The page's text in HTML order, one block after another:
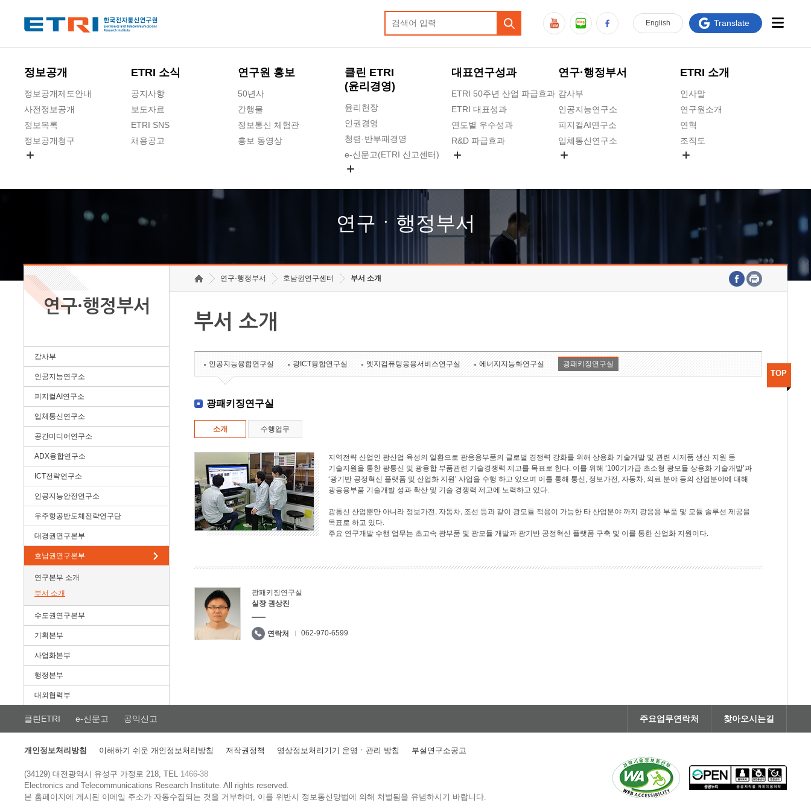
정보공개
정보공개제도안내
사전정보공개
정보목록
정보공개청구
ETRI 소식
공지사항
보도자료
ETRI SNS
채용공고
연구원 홍보
50년사
간행물
정보통신 체험관
홍보 동영상
클린 ETRI
(윤리경영)
윤리헌장
인권경영
청렴·반부패경영
e-신문고(ETRI 신고센터)
고객의소리
수의계약 현황
대표연구성과
ETRI 50주년 산업 파급효과
ETRI 대표성과
연도별 우수성과
R&D 파급효과
연구·행정부서
감사부
인공지능연구소
피지컬AI연구소
입체통신연구소
호남권연구본부
기획본부
ETRI 소개
인사말
연구원소개
연혁
조직도
연구원 고객헌장
주요업무연락처
English Translate
연구ㆍ행정부서
연구·행정부서
감사부
인공지능연구소
피지컬AI연구소
입체통신연구소
공간미디어연구소
ADX융합연구소
ICT전략연구소
인공지능안전연구소
우주항공반도체전략연구단
대경권연구본부
호남권연구본부
연구본부 소개
부서 소개
수도권연구본부
기획본부
사업화본부
행정본부
대외협력부
연구·행정부서 호남권연구센터 부서 소개
부서 소개
인공지능융합연구실 광ICT융합연구실 엣지컴퓨팅응용서비스연구실 에너지지능화연구실 광패키징연구실
광패키징연구실
소개 수행업무
지역전략 산업인 광산업 육성의 일환으로 광응용부품의 글로벌 경쟁력 강화를 위해 상용화 기술개발 및 관련 시제품 생산 지원 등
기술지원을 통한 광통신 및 광융합 부품관련 기술경쟁력 제고를 목표로 한다. 이를 위해 ‘100기가급 초소형 광모듈 상용화 기술개발’과
‘광기반 공정혁신 플랫폼 및 산업화 지원’ 사업을 수행 하고 있으며 이를 통해 통신, 정보가전, 자동차, 의료 분야 등의 산업분야에 대해
광응용부품 기술개발 성과 확산 및 기술 경쟁력 제고에 노력하고 있다.
광통신 산업뿐만 아니라 정보가전, 자동차, 조선 등과 같이 광모듈 적용이 가능한 타 산업분야 까지 광응용 부품 및 모듈 솔루션 제공을
목표로 하고 있다.
주요 연구개발 수행 업무는 초고속 광부품 및 광모듈 개발과 광기반 공정혁신 플랫폼 구축 및 이를 통한 산업화 지원이다.
광패키징연구실
실장 권상진
연락처 062-970-6599
TOP
클린ETRI e-신문고 공익신고 주요업무연락처 찾아오시는길
개인정보처리방침 이해하기 쉬운 개인정보처리방침 저작권정책 영상정보처리기기 운영ㆍ관리 방침 부설연구소공고
(34129) 대전광역시 유성구 가정로 218, TEL 1466-38
Electronics and Telecommunications Research Institute.All rights reserved.
본 홈페이지에 게시된 이메일 주소가 자동수집되는 것을 거부하며, 이를 위반시 정보통신망법에 의해 처벌됨을 유념하시기 바랍니다.